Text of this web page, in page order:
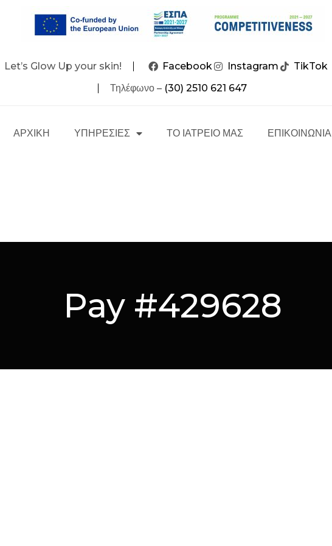
Let’s Glow Up your skin! Facebook Instagram
TikTok
Τηλέφωνο – (30) 2510 621 647
ΑΡΧΙΚΗ ΥΠΗΡΕΣΙΕΣ ΤΟ ΙΑΤΡΕΙΟ ΜΑΣ ΕΠΙΚΟΙΝΩΝΙΑ
Pay #429628